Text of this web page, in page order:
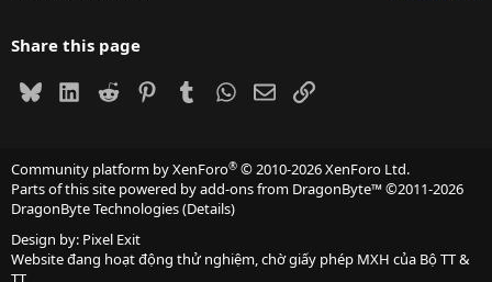
Share this page
BlueskyLinkedIn
Reddit PinterestTumblrWhatsApp
EmailLink
Community platform by XenForo® © 2010-2026 XenForo Ltd.
Parts of this site powered byadd-ons from DragonByte™©2011-2026
DragonByte Technologies(Details)
Design by: Pixel Exit
Website đang hoạt động thử nghiệm, chờ giấy phép MXH của Bộ TT &